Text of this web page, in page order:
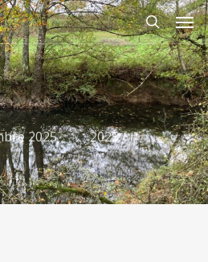
search
2025 2025